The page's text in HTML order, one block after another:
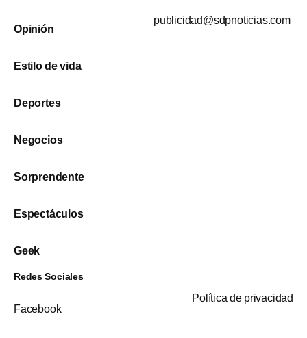
Opinión
Estilo de vida
Deportes
Negocios
Sorprendente
Espectáculos
Geek
publicidad@sdpnoticias.com
Redes Sociales
Facebook
Política de privacidad